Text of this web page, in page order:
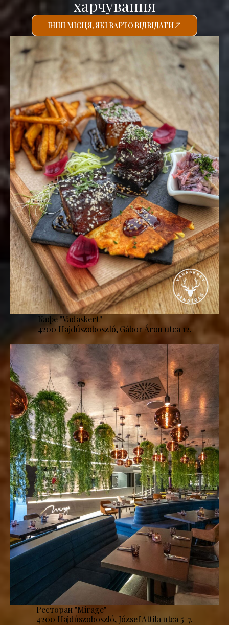
харчування
ІНШІ МІСЦЯ, ЯКІ ВАРТО ВІДВІДАТИ
Кафе "Vadaskert''
4200 Hajdúszoboszló, Gábor Áron utca 12.
Ресторан "Mirage''
4200 Hajdúszoboszló, József Attila utca 5-7.